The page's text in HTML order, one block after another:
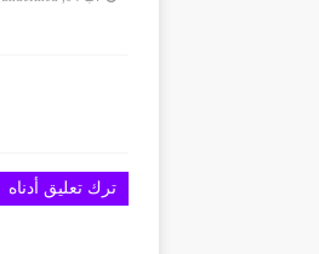
ترك تعليق أدناه